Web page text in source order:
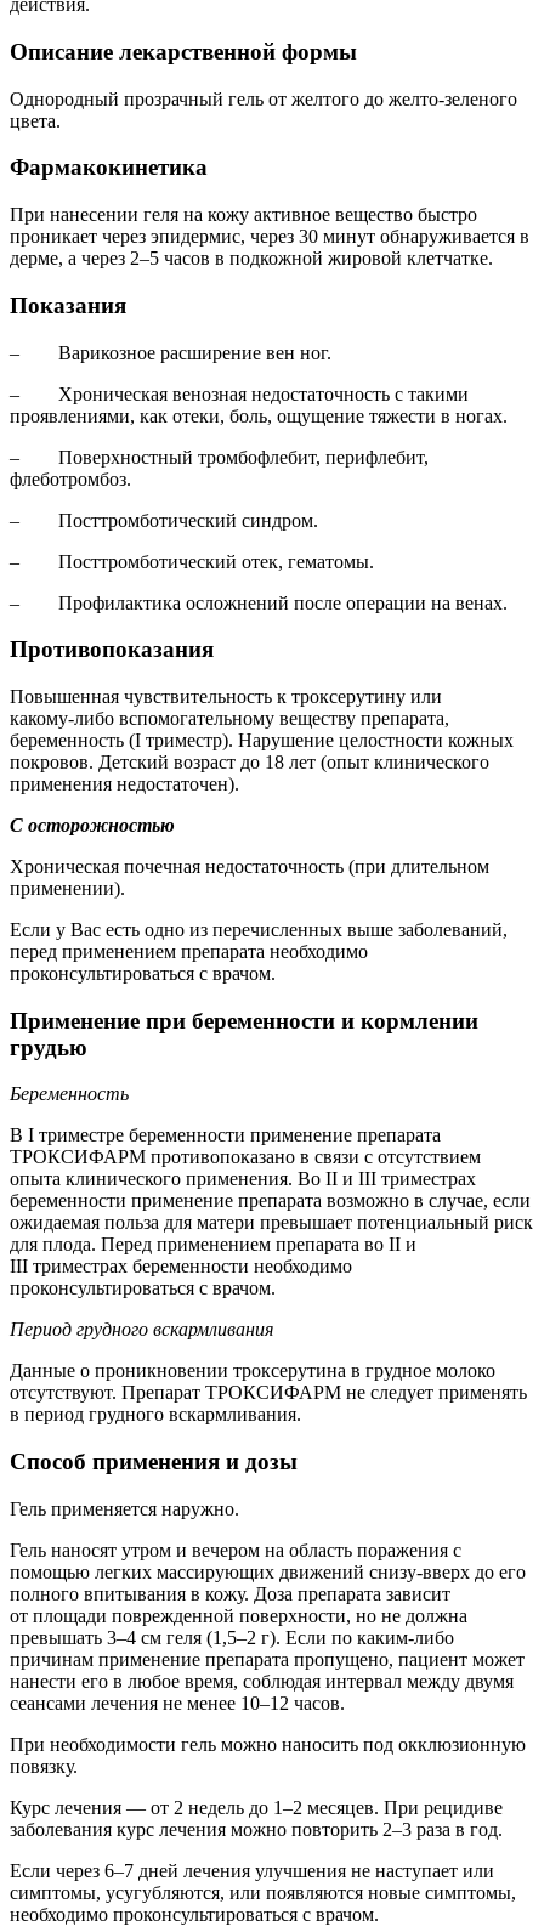
действия.
Описание лекарственной формы
Однородный прозрачный гель от желтого до желто-зеленого
цвета.
Фармакокинетика
При нанесении геля на кожу активное вещество быстро
проникает через эпидермис, через 30 минут обнаруживается в
дерме, а через 2–5 часов в подкожной жировой клетчатке.
Показания
– Варикозное расширение вен ног.
– Хроническая венозная недостаточность с такими
проявлениями, как отеки, боль, ощущение тяжести в ногах.
– Поверхностный тромбофлебит, перифлебит,
флеботромбоз.
– Посттромботический синдром.
– Посттромботический отек, гематомы.
– Профилактика осложнений после операции на венах.
Противопоказания
Повышенная чувствительность к троксерутину или
какому‑либо вспомогательному веществу препарата,
беременность (I триместр). Нарушение целостности кожных
покровов. Детский возраст до 18 лет (опыт клинического
применения недостаточен).
С осторожностью
Хроническая почечная недостаточность (при длительном
применении).
Если у Вас есть одно из перечисленных выше заболеваний,
перед применением препарата необходимо
проконсультироваться с врачом.
Применение при беременности и кормлении
грудью
Беременность
В I триместре беременности применение препарата
ТРОКСИФАРМ противопоказано в связи с отсутствием
опыта клинического применения. Во II и III триместрах
беременности применение препарата возможно в случае, если
ожидаемая польза для матери превышает потенциальный риск
для плода. Перед применением препарата во II и
III триместрах беременности необходимо
проконсультироваться с врачом.
Период грудного вскармливания
Данные о проникновении троксерутина в грудное молоко
отсутствуют. Препарат ТРОКСИФАРМ не следует применять
в период грудного вскармливания.
Способ применения и дозы
Гель применяется наружно.
Гель наносят утром и вечером на область поражения с
помощью легких массирующих движений снизу-вверх до его
полного впитывания в кожу. Доза препарата зависит
от площади поврежденной поверхности, но не должна
превышать 3–4 см геля (1,5–2 г). Если по каким‑либо
причинам применение препарата пропущено, пациент может
нанести его в любое время, соблюдая интервал между двумя
сеансами лечения не менее 10–12 часов.
При необходимости гель можно наносить под окклюзионную
повязку.
Курс лечения — от 2 недель до 1–2 месяцев. При рецидиве
заболевания курс лечения можно повторить 2–3 раза в год.
Если через 6–7 дней лечения улучшения не наступает или
симптомы, усугубляются, или появляются новые симптомы,
необходимо проконсультироваться с врачом.